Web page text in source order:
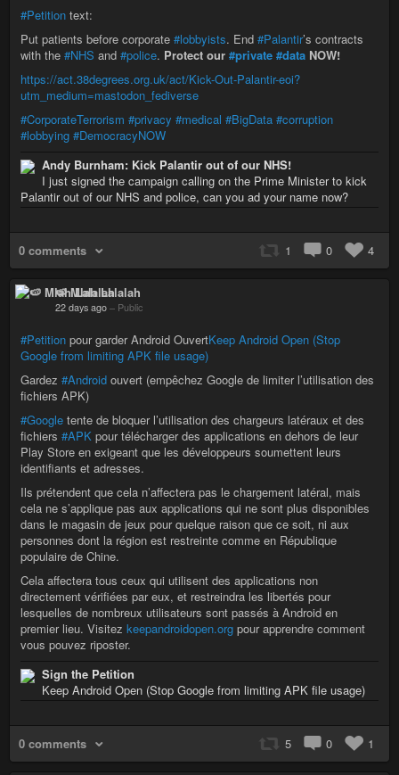
#Petition text:
Put patients before corporate #lobbyists. End #Palantir’s contracts
with the #NHS and #police. Protect our #private #data NOW!
https://act.38degrees.org.uk/act/Kick-Out-Palantir-eoi?
utm_medium=mastodon_fediverse
#CorporateTerrorism #privacy #medical #BigData #corruption
#lobbying #DemocracyNOW
Andy Burnham: Kick Palantir out of our NHS!
I just signed the campaign calling on the Prime Minister to kick
Palantir out of our NHS and police, can you ad your name now?
0 comments 1 0 4
🍉 Mlah Lalalah
22 days ago – Public
#Petition pour garder Android OuvertKeep Android Open (Stop
Google from limiting APK file usage)
Gardez #Android ouvert (empêchez Google de limiter l’utilisation des
fichiers APK)
#Google tente de bloquer l’utilisation des chargeurs latéraux et des
fichiers #APK pour télécharger des applications en dehors de leur
Play Store en exigeant que les développeurs soumettent leurs
identifiants et adresses.
Ils prétendent que cela n’affectera pas le chargement latéral, mais
cela ne s’applique pas aux applications qui ne sont plus disponibles
dans le magasin de jeux pour quelque raison que ce soit, ni aux
personnes dont la région est restreinte comme en République
populaire de Chine.
Cela affectera tous ceux qui utilisent des applications non
directement vérifiées par eux, et restreindra les libertés pour
lesquelles de nombreux utilisateurs sont passés à Android en
premier lieu. Visitez keepandroidopen.org pour apprendre comment
vous pouvez riposter.
Sign the Petition
Keep Android Open (Stop Google from limiting APK file usage)
0 comments 5 0 1